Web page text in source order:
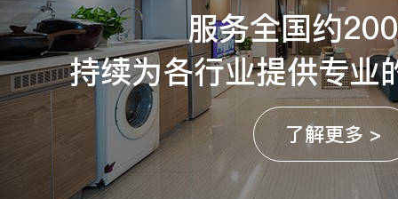
服务全国约
持续为各行业提供专业
了解更多 >